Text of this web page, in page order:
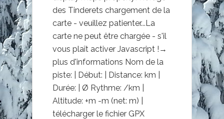
des Tinderets chargement de la
carte - veuillez patienter...La
carte ne peut être chargée - s'il
vous plaît activer Javascript !→
plus d'informations Nom de la
piste: | Début: | Distance: km |
Durée: | Ø Rythme: /km |
Altitude: +m -m (net: m) |
télécharger le fichier GPX